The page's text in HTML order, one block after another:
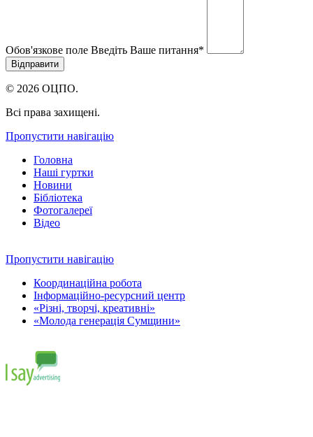
Обов'язкове поле Введіть Ваше питання*
© 2026 ОЦПО.
Всі права захищені.
Пропустити навігацію
Головна
Наші гуртки
Новини
Бібліотека
Фотогалереї
Відео
Пропустити навігацію
Координаційна робота
Інформаційно-ресурсний центр
«Різні, творчі, креативні»
«Молода генерація Сумщини»